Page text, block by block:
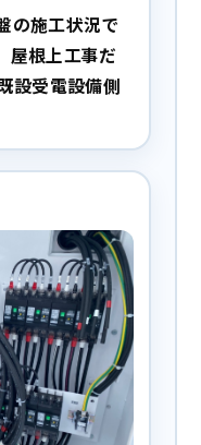
の施工状況で
屋根上工事だ
設受電設備側